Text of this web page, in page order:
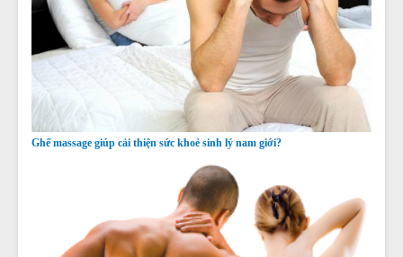
Ghế massage giúp cải thiện sức khoẻ sinh lý nam giới?